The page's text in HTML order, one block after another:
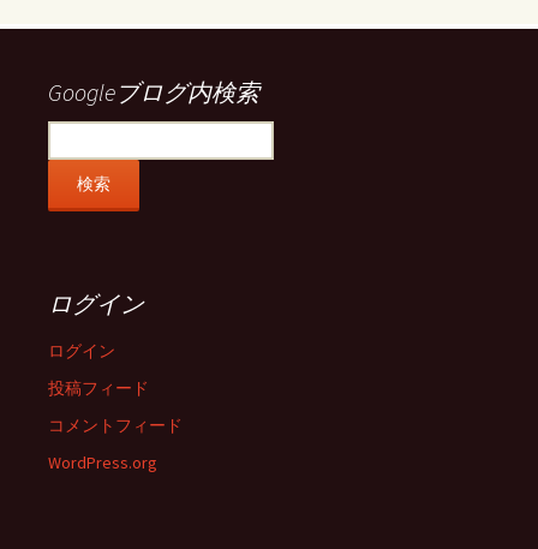
示
Googleブログ内検索
ログイン
ログイン
投稿フィード
コメントフィード
WordPress.org